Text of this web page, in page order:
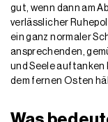
gut, wenn dann am
verlässlicher
ein ganz normaler
ansprechenden,
und Seele auftanken
dem fernen Osten